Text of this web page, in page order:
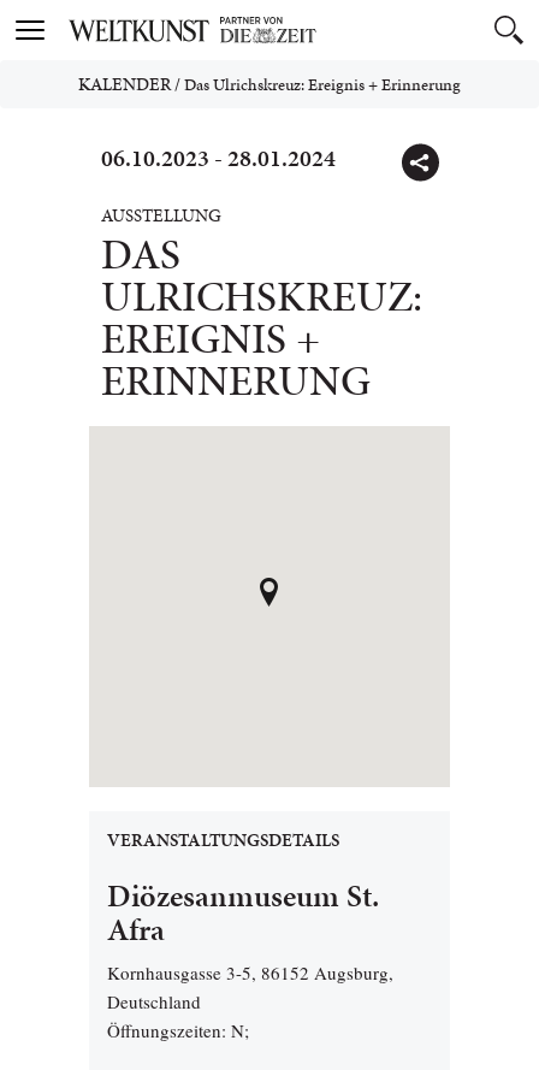
Toggle
KALENDER/Das Ulrichskreuz: Ereignis + Erinnerung
06.10.2023 - 28.01.2024
AUSSTELLUNG
DAS
ULRICHSKREUZ:
EREIGNIS +
ERINNERUNG
VERANSTALTUNGSDETAILS
Diözesanmuseum St.
Afra
Kornhausgasse 3-5, 86152 Augsburg,
Deutschland
Öffnungszeiten: N;